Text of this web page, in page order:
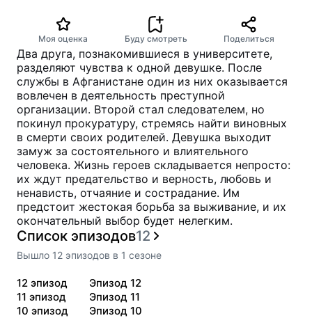
Моя оценка Буду смотреть Поделиться
Два друга, познакомившиеся в университете,
разделяют чувства к одной девушке. После
службы в Афганистане один из них оказывается
вовлечен в деятельность преступной
организации. Второй стал следователем, но
покинул прокуратуру, стремясь найти виновных
в смерти своих родителей. Девушка выходит
замуж за состоятельного и влиятельного
человека. Жизнь героев складывается непросто:
их ждут предательство и верность, любовь и
ненависть, отчаяние и сострадание. Им
предстоит жестокая борьба за выживание, и их
окончательный выбор будет нелегким.
Список эпизодов12
Вышло 12 эпизодов в 1 сезоне
12 эпизод
Эпизод 12
11 эпизод
Эпизод 11
10 эпизод Эпизод 10